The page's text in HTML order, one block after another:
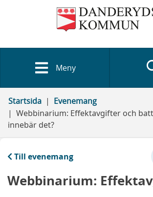
Meny
Startsida
Evenemang
Webbinarium: Effektavgifter och
innebär det?
Till evenemang
Webbinarium: